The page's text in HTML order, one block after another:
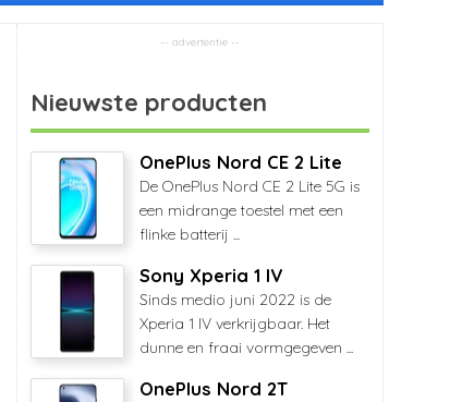
Nieuwste producten
OnePlus Nord CE 2 Lite
De OnePlus Nord CE 2 Lite 5G is
een midrange toestel met een
flinke batterij ...
Sony Xperia 1 IV
Sinds medio juni 2022 is de
Xperia 1 IV verkrijgbaar. Het
dunne en fraai vormgegeven ...
OnePlus Nord 2T